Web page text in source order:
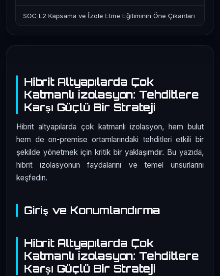
Hibrit Altyapılarda Çok
Katmanlı İzolasyon: Tehditlere
Karşı Güçlü Bir Strateji
Hibrit altyapılarda çok katmanlı izolasyon, hem bulut
hem de on-premise ortamlarındaki tehditleri etkili bir
şekilde yönetmek için kritik bir yaklaşımdır. Bu yazıda,
hibrit izolasyonun faydalarını ve temel unsurlarını
keşfedin.
Giriş ve Konumlandırma
Hibrit Altyapılarda Çok
Katmanlı İzolasyon: Tehditlere
Karşı Güçlü Bir Strateji
SOC L2 Kapsama ve İzole Etme Eğitiminin Öne Çıkanları